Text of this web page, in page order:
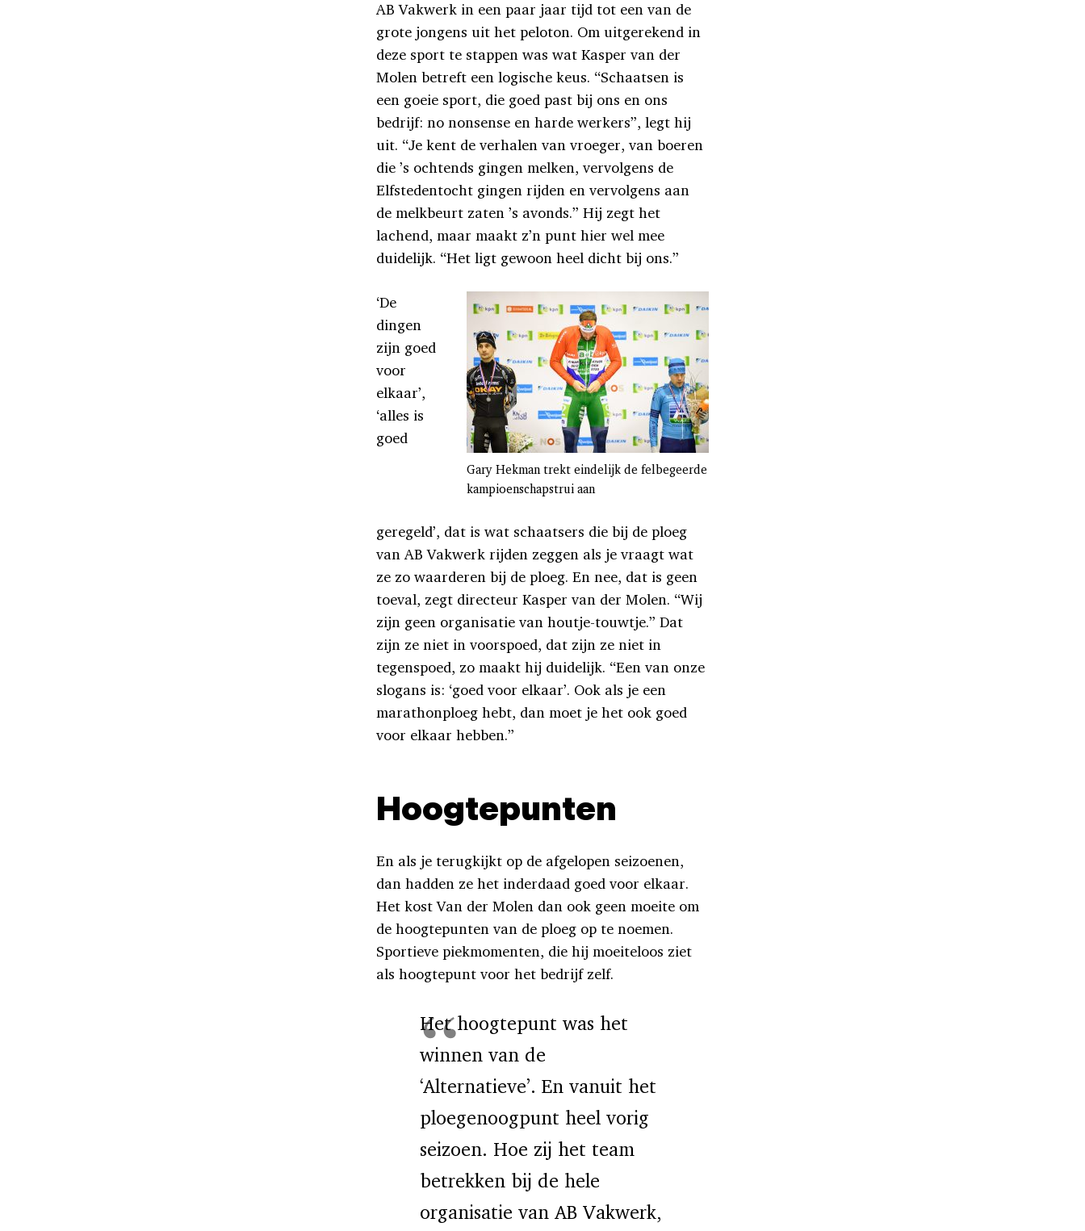
AB Vakwerk in een paar jaar tijd tot een van de
grote jongens uit het peloton. Om uitgerekend in
deze sport te stappen was wat Kasper van der
Molen betreft een logische keus. “Schaatsen is
een goeie sport, die goed past bij ons en ons
bedrijf: no nonsense en harde werkers”, legt hij
uit. “Je kent de verhalen van vroeger, van boeren
die ’s ochtends gingen melken, vervolgens de
Elfstedentocht gingen rijden en vervolgens aan
de melkbeurt zaten ’s avonds.” Hij zegt het
lachend, maar maakt z’n punt hier wel mee
duidelijk. “Het ligt gewoon heel dicht bij ons.”
Gary Hekman trekt eindelijk de felbegeerde
kampioenschapstrui aan
‘De
dingen
zijn goed
voor
elkaar’,
‘alles is
goed
geregeld’, dat is wat schaatsers die bij de ploeg
van AB Vakwerk rijden zeggen als je vraagt wat
ze zo waarderen bij de ploeg. En nee, dat is geen
toeval, zegt directeur Kasper van der Molen. “Wij
zijn geen organisatie van houtje-touwtje.” Dat
zijn ze niet in voorspoed, dat zijn ze niet in
tegenspoed, zo maakt hij duidelijk. “Een van onze
slogans is: ‘goed voor elkaar’. Ook als je een
marathonploeg hebt, dan moet je het ook goed
voor elkaar hebben.”
Hoogtepunten
En als je terugkijkt op de afgelopen seizoenen,
dan hadden ze het inderdaad goed voor elkaar.
Het kost Van der Molen dan ook geen moeite om
de hoogtepunten van de ploeg op te noemen.
Sportieve piekmomenten, die hij moeiteloos ziet
als hoogtepunt voor het bedrijf zelf.
Het hoogtepunt was het
winnen van de
‘Alternatieve’. En vanuit het
ploegenoogpunt heel vorig
seizoen. Hoe zij het team
betrekken bij de hele
organisatie van AB Vakwerk,